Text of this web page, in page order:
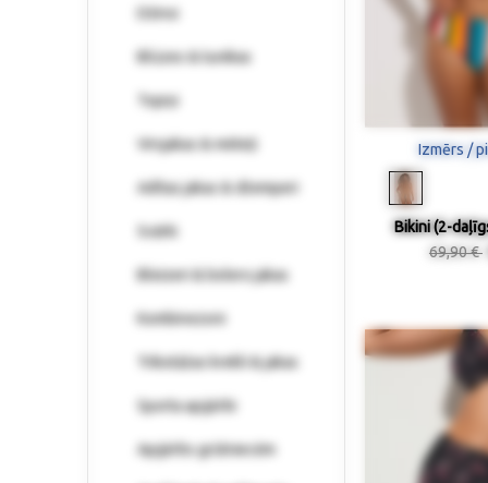
Džinsi
Blūzes & tunikas
Topiņi
Virsjakas & mēteļi
Adītas jakas & džemperi
Svārki
Bleizeri & bolero jakas
Kombinezoni
Trikotāžas krekli & jakas
Sporta apģērbi
Apģērbs grūtniecēm
Izmērs /
Bikini (2-
69,90 €